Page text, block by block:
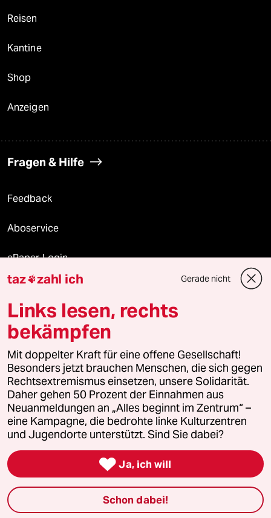
Reisen
Kantine
Shop
Anzeigen
Fragen & Hilfe
Feedback
Aboservice
ePaper Login
Downloads für Abonnierende
© 2026 taz Verlags und Vertriebs GmbH
Alle Rechte vorbehalten. Bei rechtlichen Fragen oder für Genehmigungen
wenden Sie sich bitte an
lizenzen@taz.de
Feedback Redaktionsstatut Kommune-Richtlinien
Leitlinie Informant Datenschutz Impressum AGB
Seitenwende Einwilligungen widerrufen (Ads)
taz zahl ich Gerade nicht
Links lesen, rechts
bekämpfen
Mit doppelter Kraft für eine offene Gesellschaft!
Besonders jetzt brauchen Menschen, die sich gegen
Rechtsextremismus einsetzen, unsere Solidarität.
Daher gehen 50 Prozent der Einnahmen aus
Neuanmeldungen an „Alles beginnt im Zentrum“ –
eine Kampagne, die bedrohte linke Kulturzentren
und Jugendorte unterstützt. Sind Sie dabei?
 Ja, ich will
Schon dabei!